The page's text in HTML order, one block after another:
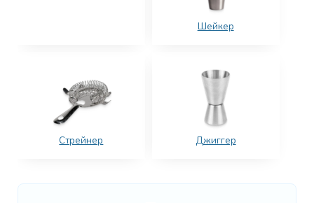
Шейкер
Стрейнер Джиггер